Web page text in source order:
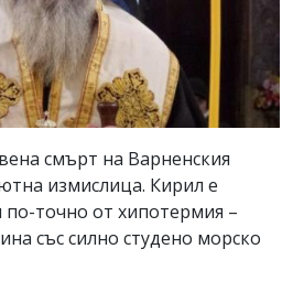
смърт на Варненския
измислица. Кирил е
по-точно от хипотермия –
със силно студено морско